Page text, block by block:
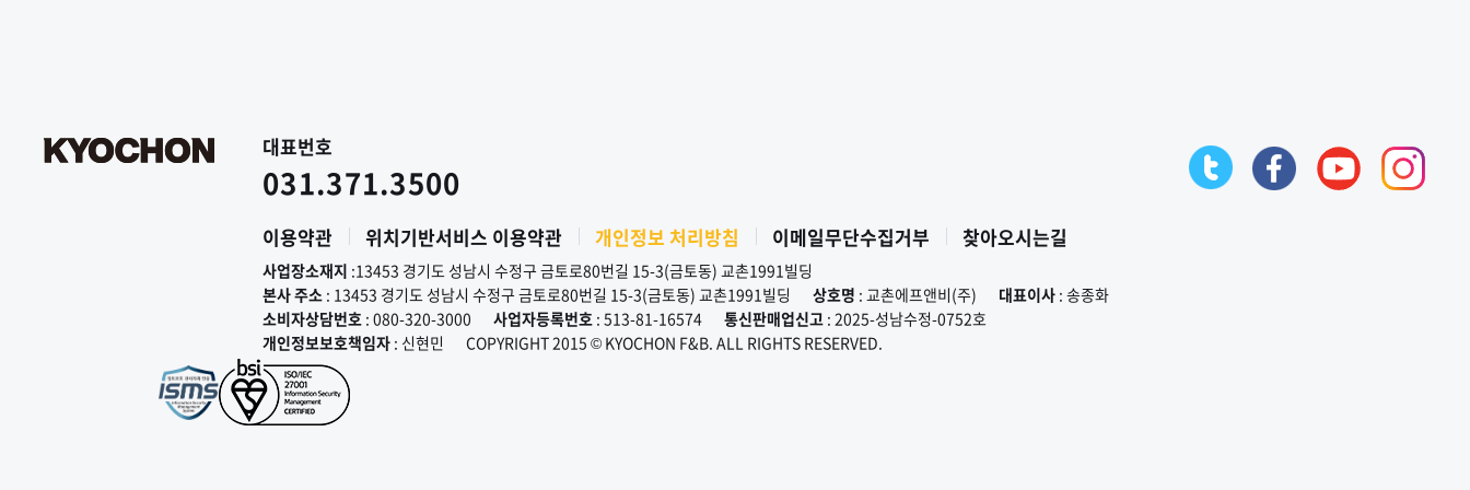
대표번호
031.371.3500
이용약관 위치기반서비스 이용약관 개인정보 처리방침 이메일무단수집거부 찾아오시는길
사업장소재지 :13453 경기도 성남시 수정구 금토로80번길 15-3(금토동) 교촌1991빌딩
본사 주소 : 13453 경기도 성남시 수정구 금토로80번길 15-3(금토동) 교촌1991빌딩 상호명 : 교촌에프앤비(주) 대표이사 : 송종화
소비자상담번호 : 080-320-3000 사업자등록번호 : 513-81-16574 통신판매업신고 : 2025-성남수정-0752호
개인정보보호책임자 : 신현민 COPYRIGHT 2015 © KYOCHON F&B. ALL RIGHTS RESERVED.